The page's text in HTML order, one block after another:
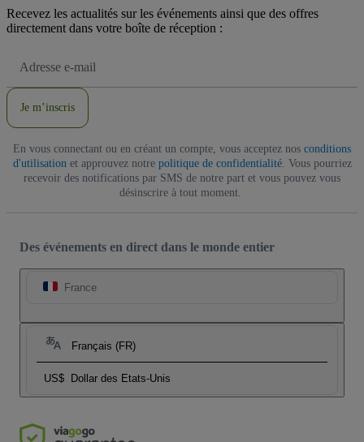
Recevez les actualités sur les événements ainsi que des offres
directement dans votre boîte de réception :
e-
Je m’inscris
En vous connectant ou en créant un compte, vous acceptez nos conditions
d'utilisation et approuvez notre politique de confidentialité. Vous pourriez
recevoir des notifications par SMS de notre part et vous pouvez vous
désinscrire à tout moment.
Des événements en direct dans le monde entier
France
Français (FR)
US$ Dollar des Etats-Unis